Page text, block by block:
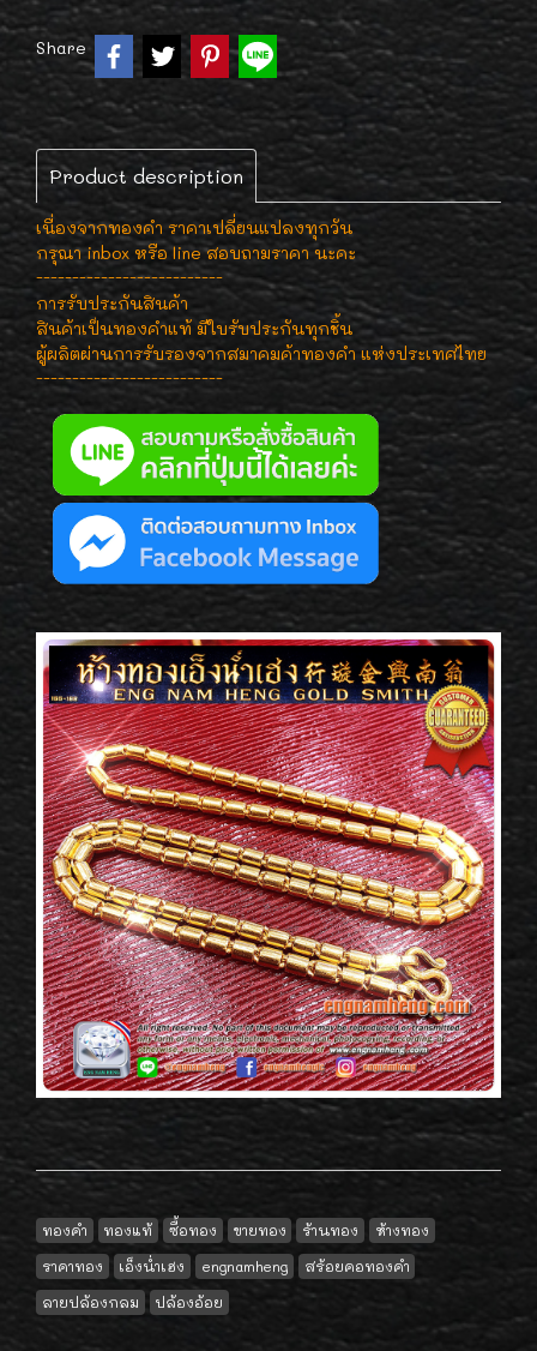
Share
Product description
เนื่องจากทองคำ ราคาเปลี่ยนแปลงทุกวัน
กรุณา inbox หรือ line สอบถามราคา นะคะ
--------------------------
การรับประกันสินค้า
สินค้าเป็นทองคำแท้ มีใบรับประกันทุกชิ้น
ผู้ผลิตผ่านการรับรองจากสมาคมค้าทองคำ แห่งประเทศไทย
--------------------------
ทองคำ ทองแท้ ซื้อทอง ขายทอง ร้านทอง
ห้างทอง
ราคาทอง
เอ็งน่ำเฮง engnamheng
สร้อยคอทองคำ
ลายปล้องกลม
ปล้องอ้อย